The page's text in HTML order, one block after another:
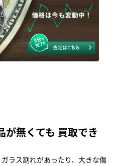
が無くても 買取でき
ラス割れがあったり、大きな傷